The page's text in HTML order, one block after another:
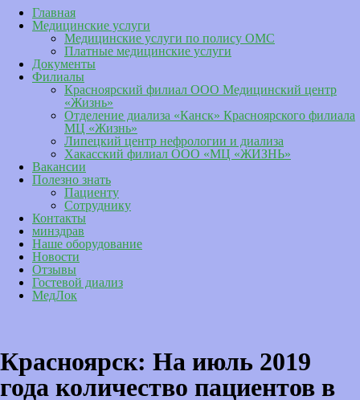
Главная
Медицинские услуги
Медицинские услуги по полису ОМС
Платные медицинские услуги
Документы
Филиалы
Красноярский филиал ООО Медицинский центр
«Жизнь»
Отделение диализа «Канск» Красноярского филиала
МЦ «Жизнь»
Липецкий центр нефрологии и диализа
Хакасский филиал ООО «МЦ «ЖИЗНЬ»
Вакансии
Полезно знать
Пациенту
Сотруднику
Контакты
минздрав
Наше оборудование
Новости
Отзывы
Гостевой диализ
МедЛок
Красноярск: На июль 2019
года количество пациентов в